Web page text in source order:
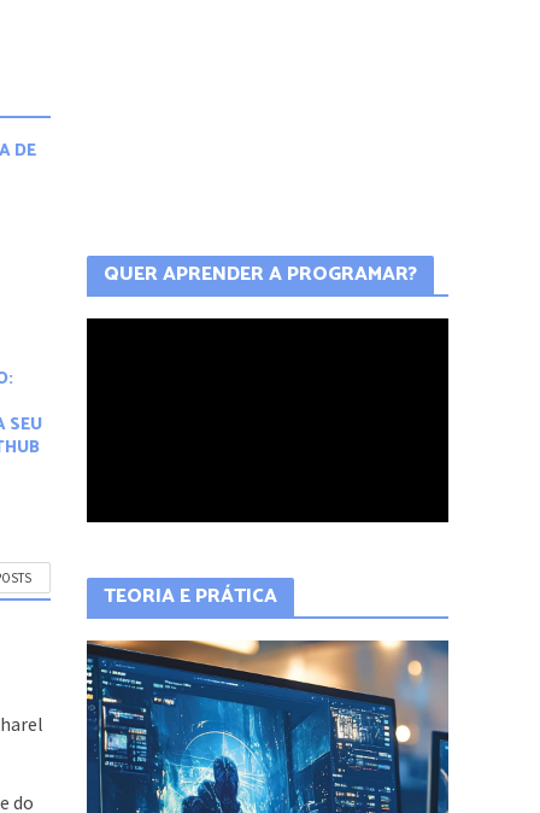
DE
SEU
do
QUER APRENDER A PROGRAMAR?
TEORIA E PRÁTICA